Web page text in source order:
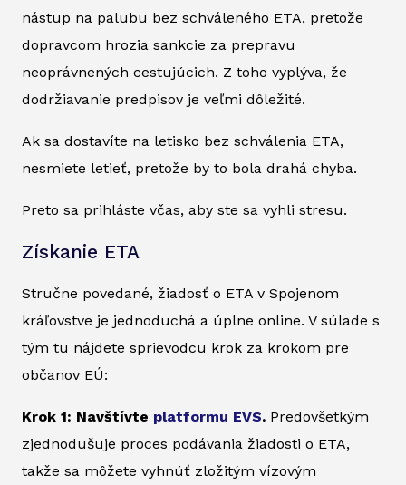
nástup na palubu bez schváleného ETA, pretože
dopravcom hrozia sankcie za prepravu
neoprávnených cestujúcich. Z toho vyplýva, že
dodržiavanie predpisov je veľmi dôležité.
Ak sa dostavíte na letisko bez schválenia ETA,
nesmiete letieť, pretože by to bola drahá chyba.
Preto sa prihláste včas, aby ste sa vyhli stresu.
Získanie ETA
Stručne povedané, žiadosť o ETA v Spojenom
kráľovstve je jednoduchá a úplne online. V súlade s
tým tu nájdete sprievodcu krok za krokom pre
občanov EÚ:
Krok 1: Navštívte platformu EVS. Predovšetkým
zjednodušuje proces podávania žiadosti o ETA,
takže sa môžete vyhnúť zložitým vízovým